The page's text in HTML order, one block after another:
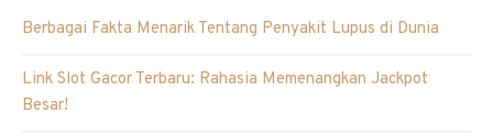
Berbagai Fakta Menarik Tentang Penyakit Lupus di Dunia
Link Slot Gacor Terbaru: Rahasia Memenangkan Jackpot
Besar!